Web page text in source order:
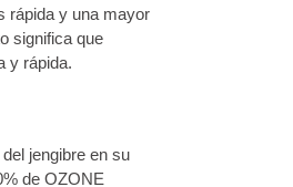
rápida y una mayor
significa que
y rápida.
jengibre en su
de OZONE